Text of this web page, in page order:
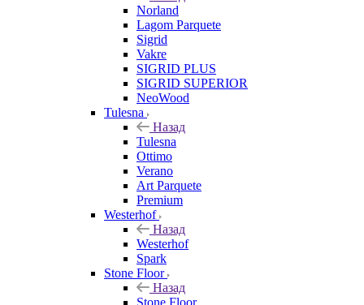
Norland
Lagom Parquete
Sigrid
Vakre
SIGRID PLUS
SIGRID SUPERIOR
NeoWood
Tulesna
Назад
Tulesna
Ottimo
Verano
Art Parquete
Premium
Westerhof
Назад
Westerhof
Spark
Stone Floor
Назад
Stone Floor